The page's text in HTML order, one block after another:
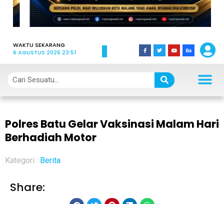
WAKTU SEKARANG
6 AGUSTUS 2026 23:51
Polres Batu Gelar Vaksinasi Malam Hari
Berhadiah Motor
Kategori : Berita
Share: